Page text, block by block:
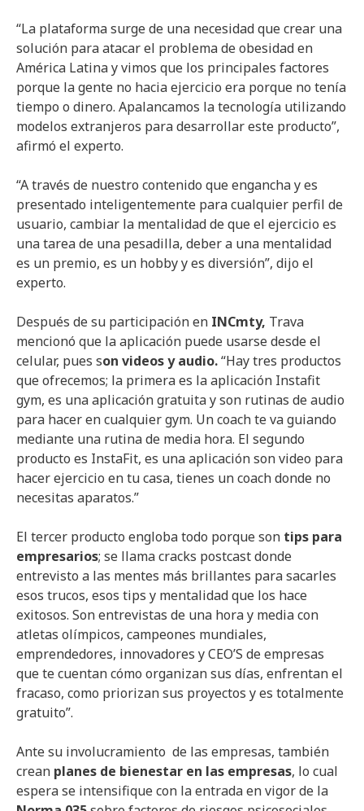
“La plataforma surge de una necesidad que crear una
solución para atacar el problema de obesidad en
América Latina y vimos que los principales factores
porque la gente no hacia ejercicio era porque no tenía
tiempo o dinero. Apalancamos la tecnología utilizando
modelos extranjeros para desarrollar este producto”,
afirmó el experto.
“A través de nuestro contenido que engancha y es
presentado inteligentemente para cualquier perfil de
usuario, cambiar la mentalidad de que el ejercicio es
una tarea de una pesadilla, deber a una mentalidad
es un premio, es un hobby y es diversión”, dijo el
experto.
Después de su participación en INCmty, Trava
mencionó que la aplicación puede usarse desde el
celular, pues son videos y audio.“Hay tres productos
que ofrecemos; la primera es la aplicación Instafit
gym, es una aplicación gratuita y son rutinas de audio
para hacer en cualquier gym. Un coach te va guiando
mediante una rutina de media hora. El segundo
producto es InstaFit, es una aplicación son video para
hacer ejercicio en tu casa, tienes un coach donde no
necesitas aparatos.”
El tercer producto engloba todo porque son tips para
empresarios; se llama cracks postcast donde
entrevisto a las mentes más brillantes para sacarles
esos trucos, esos tips y mentalidad que los hace
exitosos. Son entrevistas de una hora y media con
atletas olímpicos, campeones mundiales,
emprendedores, innovadores y CEO’S de empresas
que te cuentan cómo organizan sus días, enfrentan el
fracaso, como priorizan sus proyectos y es totalmente
gratuito”.
Ante su involucramiento de las empresas, también
crean planes de bienestar en las empresas, lo cual
espera se intensifique con la entrada en vigor de la